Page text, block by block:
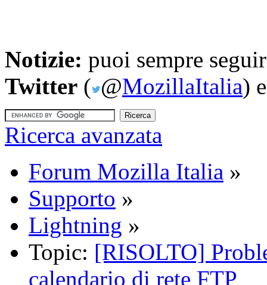
Notizie: puoi sempre
Twitter ( @MozillaItalia)
Ricerca avanzata
Forum Mozilla Italia »
Supporto »
Lightning »
Topic: [RISOLTO]
calendario di rete FTP